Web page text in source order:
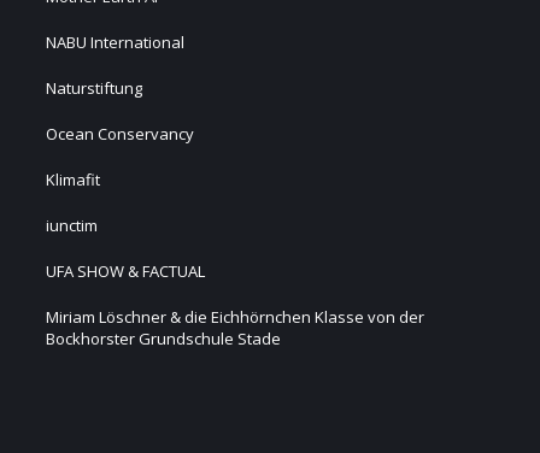
NABU International
Naturstiftung
Ocean Conservancy
Klimafit
iunctim
UFA SHOW & FACTUAL
Miriam Löschner & die Eichhörnchen Klasse von der
Bockhorster Grundschule Stade